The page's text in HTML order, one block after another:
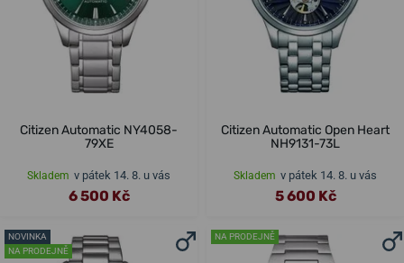
Citizen Automatic NY4058-
79XE
Skladem v pátek 14. 8. u vás
6 500 Kč
Citizen Automatic Open Heart
NH9131-73L
Skladem v pátek 14. 8. u vás
5 600 Kč
NOVINKA
NA PRODEJNĚ
NA PRODEJNĚ